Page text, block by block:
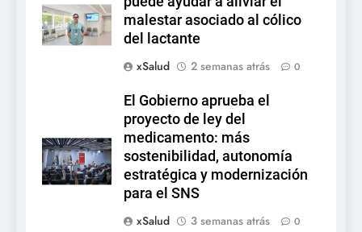
malestar asociado al cólico
del lactante
xSalud
2 semanas atrás 0
El Gobierno aprueba el
proyecto de ley del
medicamento: más
sostenibilidad, autonomía
estratégica y modernización
para el SNS
xSalud
3 semanas atrás 0